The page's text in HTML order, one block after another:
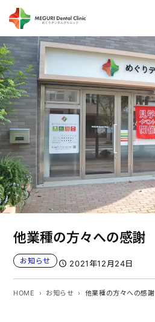
を
ス
キ
ッ
プ
他業種の方々への感謝
お知らせ 2021年12月24日
HOME お知らせ 他業種の方々への感謝